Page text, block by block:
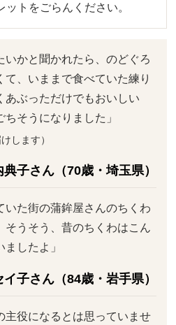
トをごらんください。
いかと聞かれたら、のどぐろ
、いままで食べていた練り
あぶっただけでもおいしい
そうになりました」
します）
典子さん（70歳・埼玉県）
いた街の蒲鉾屋さんのちくわ
そうそう、昔のちくわはこん
したよ」
子さん（84歳・岩手県）
主役になるとは思っていませ